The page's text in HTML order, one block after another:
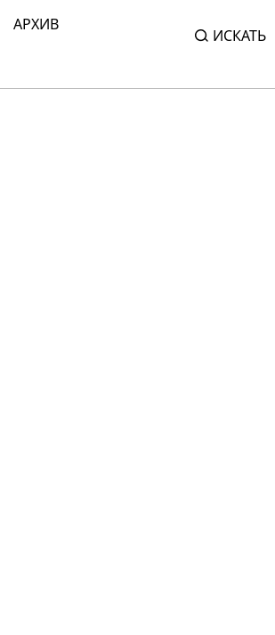
АРХИВ
ИСКАТЬ